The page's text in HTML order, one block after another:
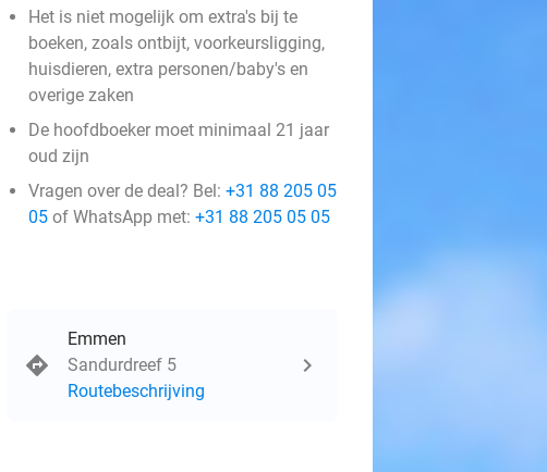
Het is niet mogelijk om extra's bij te
boeken, zoals ontbijt, voorkeursligging,
huisdieren, extra personen/baby's en
overige zaken
De hoofdboeker moet minimaal 21 jaar
oud zijn
Vragen over de deal? Bel: +31 88 205 05
05 of WhatsApp met: +31 88 205 05 05
Emmen
Sandurdreef 5
Routebeschrijving